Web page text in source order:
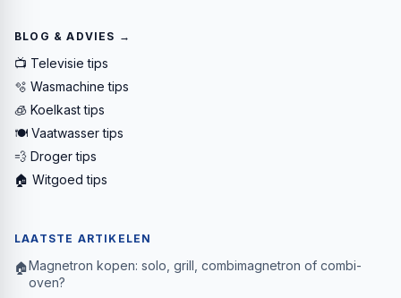
BLOG & ADVIES →
📺 Televisie tips
🫧 Wasmachine tips
🧊 Koelkast tips
🍽️ Vaatwasser tips
💨 Droger tips
🏠 Witgoed tips
LAATSTE ARTIKELEN
🏠Magnetron kopen: solo, grill, combimagnetron of combi-
oven?